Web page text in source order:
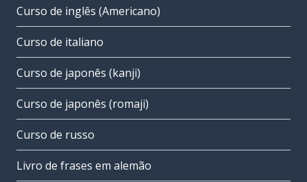
Curso de inglês (Americano)
Curso de italiano
Curso de japonês (kanji)
Curso de japonês (romaji)
Curso de russo
Livro de frases em alemão